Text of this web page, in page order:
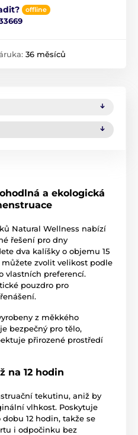
offline
36 měsíců
a ekologická
Natural Wellness nabízí
řešení pro dny
dva kalíšky o objemu 15
zvolit velikost podle
vlastních preferencí.
pouzdro pro
z měkkého
bezpečný pro tělo,
přirozené prostředí
na 12 hodin
tekutinu, aniž by
vlhkost. Poskytuje
12 hodin, takže se
i odpočinku bez